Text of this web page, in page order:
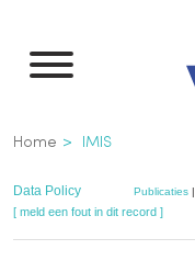
naar
inhoud
gaan
Kruimelpad
Home IMIS
Data Policy Publicaties|
[ meld een fout in dit record ]